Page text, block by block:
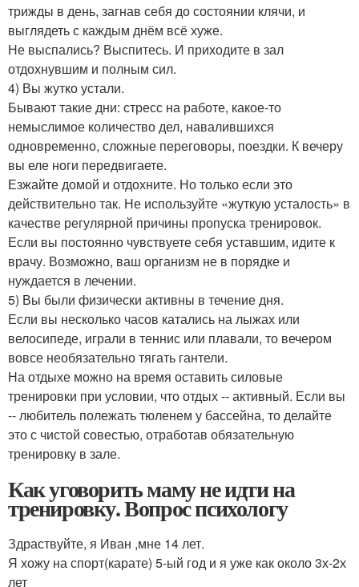
трижды в день, загнав себя до состоянии клячи, и
выглядеть с каждым днём всё хуже.
Не выспались? Выспитесь. И приходите в зал
отдохнувшим и полным сил.
4) Вы жутко устали.
Бывают такие дни: стресс на работе, какое-то
немыслимое количество дел, навалившихся
одновременно, сложные переговоры, поездки. К вечеру
вы еле ноги передвигаете.
Езжайте домой и отдохните. Но только если это
действительно так. Не используйте «жуткую усталость» в
качестве регулярной причины пропуска тренировок.
Если вы постоянно чувствуете себя уставшим, идите к
врачу. Возможно, ваш организм не в порядке и
нуждается в лечении.
5) Вы были физически активны в течение дня.
Если вы несколько часов катались на лыжах или
велосипеде, играли в теннис или плавали, то вечером
вовсе необязательно тягать гантели.
На отдыхе можно на время оставить силовые
тренировки при условии, что отдых -- активный. Если вы
-- любитель полежать тюленем у бассейна, то делайте
это с чистой совестью, отработав обязательную
тренировку в зале.
Как уговорить маму не идти на
тренировку. Вопрос психологу
Здраствуйте, я Иван ,мне 14 лет.
Я хожу на спорт(карате) 5-ый год и я уже как около 3х-2х
лет